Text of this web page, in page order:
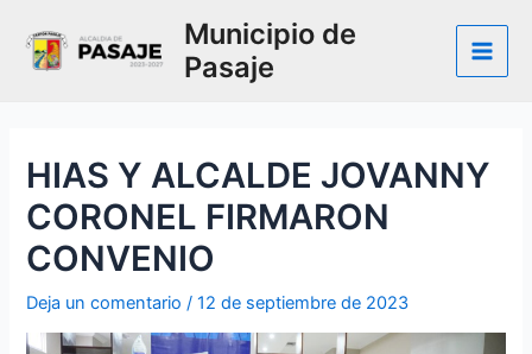
contenido
Municipio de
Pasaje
Main
HIAS Y ALCALDE JOVANNY
CORONEL FIRMARON
CONVENIO
Deja un comentario /12 de septiembre de 2023